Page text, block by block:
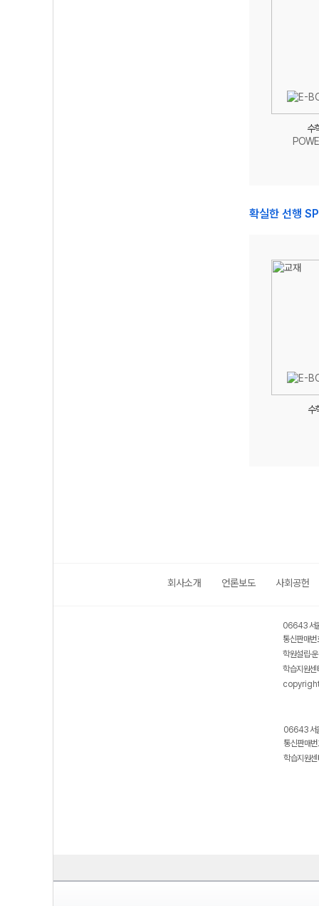
수
확실한 선행
수
회사소개 언론보도 사회공헌
06643 서
통신판매
학원설립·
학습지원
06643 서
통신판매
학습지원